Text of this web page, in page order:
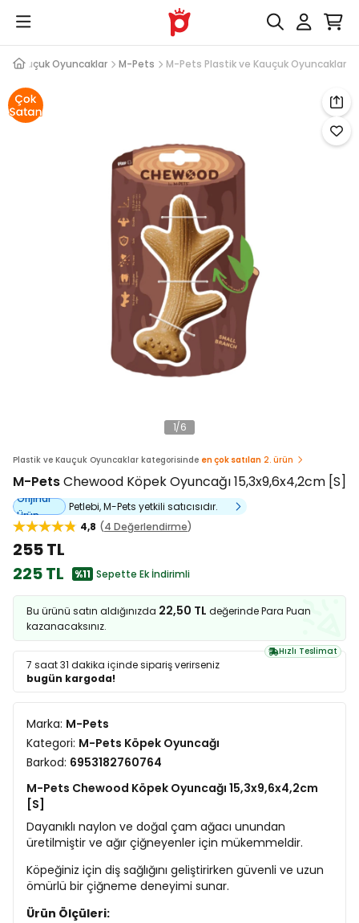
Kauçuk Oyuncaklar M-Pets M-Pets Plastik ve Kauçuk Oyuncaklar
1/6
Plastik ve Kauçuk Oyuncaklar kategorisinde en çok satılan 2. ürün
M-PetsChewood Köpek Oyuncağı 15,3x9,6x4,2cm [S]
Orijinal
Ürün
Petlebi, M-Pets yetkili satıcısıdır.
4,8
4 Değerlendirme
255 TL
225 TL
%11 Sepette Ek İndirimli
Bu ürünü satın aldığınızda 22,50 TL değerinde Para Puan
kazanacaksınız.
Hızlı Teslimat
7 saat 31 dakika içinde sipariş verirseniz
bugün kargoda!
Marka: M-Pets
Kategori: M-Pets Köpek Oyuncağı
Barkod: 6953182760764
M-Pets Chewood Köpek Oyuncağı 15,3x9,6x4,2cm
[S]
Dayanıklı naylon ve doğal çam ağacı unundan
üretilmiştir ve ağır çiğneyenler için mükemmeldir.
Köpeğiniz için diş sağlığını geliştirirken güvenli ve uzun
ömürlü bir çiğneme deneyimi sunar.
Ürün Ölçüleri: